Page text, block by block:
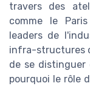
travers des
comme le
leaders de
infra-structures
de se distinguer
pourquoi le rôle